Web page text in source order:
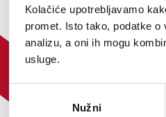
Kolačiće upotrebljavamo
promet. Isto tako, podatke
analizu, a oni ih mogu
usluge.
Nužni